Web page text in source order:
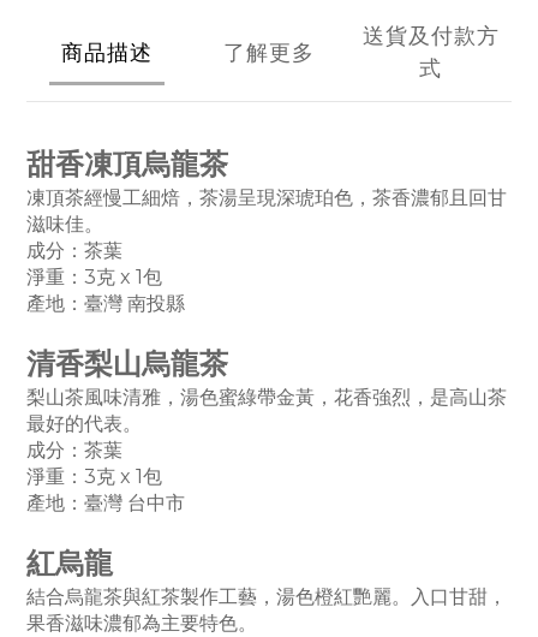
商品描述 了解更多
送貨及付款方
式
甜香凍頂烏龍茶
凍頂茶經慢工細焙，茶湯呈現深琥珀色，茶香濃郁且回甘
滋味佳。
成分：茶葉
淨重：3克 x 1包
產地：臺灣 南投縣
清香梨山烏龍茶
梨山茶風味清雅，湯色蜜綠帶金黃，花香強烈，是高山茶
最好的代表。
成分：茶葉
淨重：3克 x 1包
產地： 臺灣 台中市
紅烏龍
結合烏龍茶與紅茶製作工藝，湯色橙紅艷麗。入口甘甜，
果香滋味濃郁為主要特色。